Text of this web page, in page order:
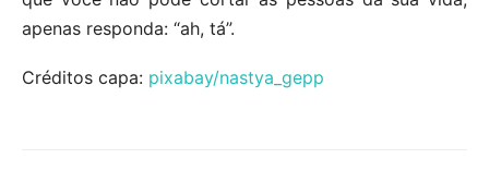
apenas responda: “ah, tá”.
Créditos capa: pixabay/nastya_gepp